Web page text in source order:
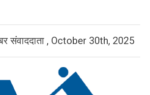
संवाददाता , October 30th, 2025